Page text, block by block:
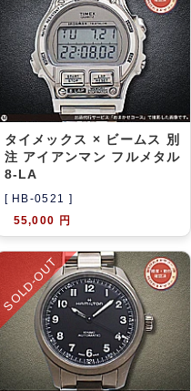
タイメックス × ビームス 別
注 アイアンマン フルメタル
8-LA
[ HB-0521 ]
55,000 円
SOLD-OUT